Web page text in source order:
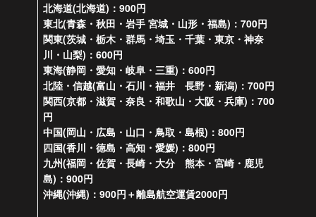
北海道(北海道)：900円
東北(青森・秋田・岩手 宮城・山形・福島)：700円
関東(茨城・栃木・群馬・埼玉・千葉・東京・神奈
川・山梨)：600円
東海(静岡・愛知・岐阜・三重)：600円
北陸・信越(富山・石川・福井 長野・新潟)：700円
関西(京都・滋賀・奈良・和歌山・大阪・兵庫)：700
円
中国(岡山・広島・山口・鳥取・島根)：800円
四国(香川・徳島・高知・愛媛)：800円
九州(福岡・佐賀・長崎・大分 熊本・宮崎・鹿児
島)：900円
沖縄(沖縄)：900円＋離島航空運賃2000円